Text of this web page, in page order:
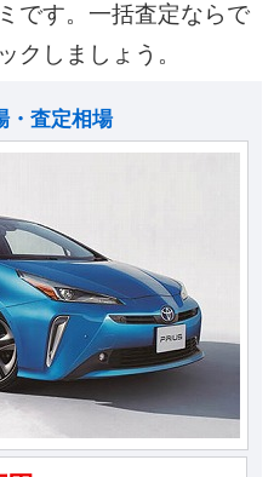
です。一括査定ならで
クしましょう。
・査定相場